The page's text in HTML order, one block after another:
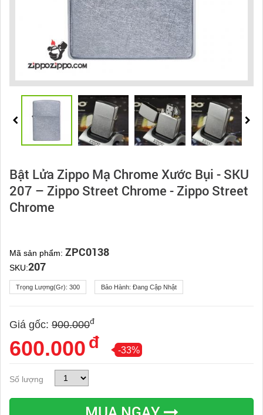
Bật Lửa Zippo Mạ Chrome Xước Bụi - SKU
207 – Zippo Street Chrome - Zippo Street
Chrome
Mã sản phẩm: ZPC0138
SKU:207
Trọng Lượng(gr): 300 Bảo Hành: Đang Cập Nhật
Giá gốc: 900.000đ
600.000 đ -33%
Số lượng